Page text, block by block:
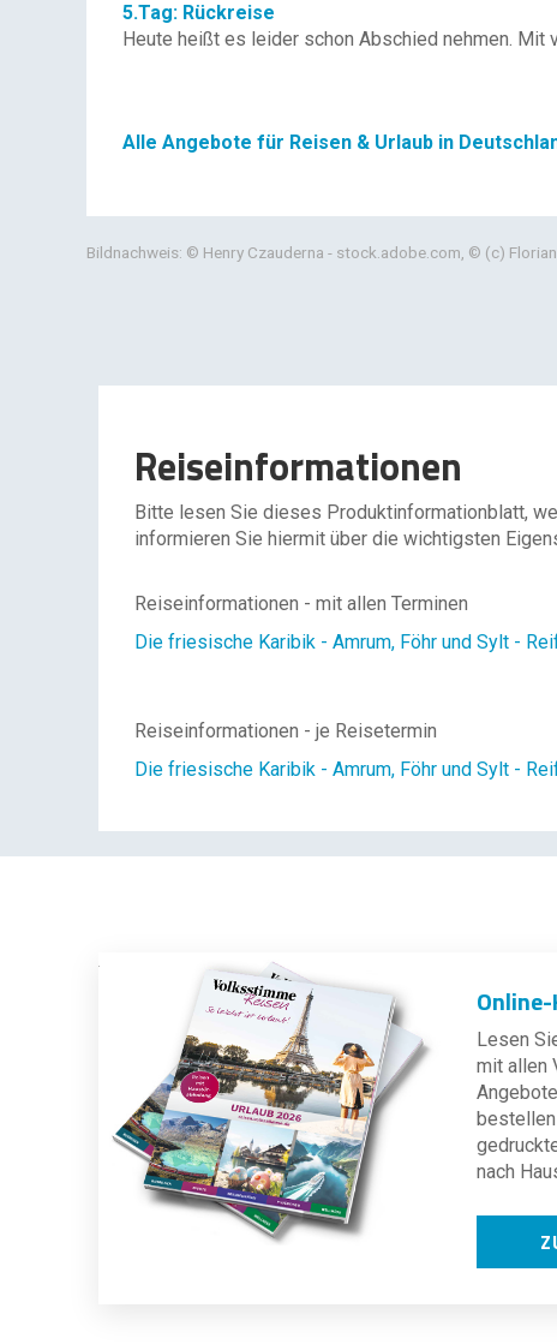
5.Tag: Rückreise
Heute heißt es leider schon Abschied nehmen. Mit
Alle Angebote für Reisen & Urlaub in
Bildnachweis: © Henry Czauderna - stock.adobe.com, © (c)
Reiseinformationen
Bitte lesen Sie dieses Produktinformationblatt,
informieren Sie hiermit über die wichtigsten
Reiseinformationen - mit allen Terminen
Die friesische Karibik - Amrum, Föhr und Sylt -
Reiseinformationen - je Reisetermin
Die friesische Karibik - Amrum, Föhr und Sylt -
Lesen
mit allen
nach